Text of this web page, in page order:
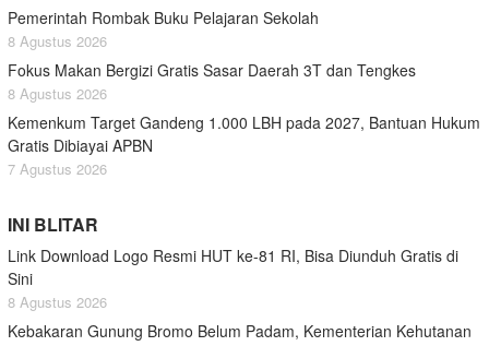
Pemerintah Rombak Buku Pelajaran Sekolah
8 Agustus 2026
Fokus Makan Bergizi Gratis Sasar Daerah 3T dan Tengkes
8 Agustus 2026
Kemenkum Target Gandeng 1.000 LBH pada 2027, Bantuan Hukum
Gratis Dibiayai APBN
7 Agustus 2026
INI BLITAR
Link Download Logo Resmi HUT ke-81 RI, Bisa Diunduh Gratis di
Sini
8 Agustus 2026
Kebakaran Gunung Bromo Belum Padam, Kementerian Kehutanan